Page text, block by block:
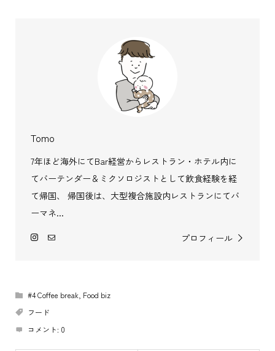
Tomo
7年ほど海外にてBar経営からレストラン・ホテル内に
てバーテンダー＆ミクソロジストとして飲食経験を経
て帰国、 帰国後は、大型複合施設内レストランにてバ
ーマネ...
プロフィール
#4 Coffee break, Food biz
フード
コメント: 0